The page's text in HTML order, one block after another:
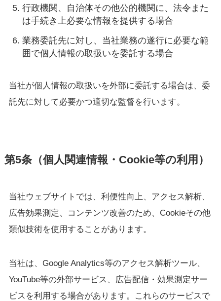
行政機関、自治体その他公的機関に、法令また
は手続き上必要な情報を提供する場合
業務委託先に対し、当社業務の遂行に必要な範
囲で個人情報の取扱いを委託する場合
当社が個人情報の取扱いを外部に委託する場合は、委
託先に対して必要かつ適切な監督を行います。
第5条（個人関連情報・Cookie等の利用）
当社ウェブサイトでは、利便性向上、アクセス解析、
広告効果測定、コンテンツ改善のため、Cookieその他
類似技術を使用することがあります。
当社は、Google Analytics等のアクセス解析ツール、
YouTube等の外部サービス、広告配信・効果測定サー
ビスを利用する場合があります。これらのサービスで